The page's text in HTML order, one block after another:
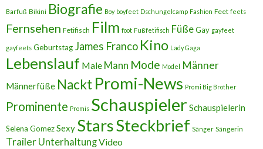
Barfuß Bikini Biografie Boy boyfeet Dschungelcamp Fashion Feet feets
Fernsehen Fetifisch Film foot Fußfetifisch FüßeGay gayfeet
gayfeets Geburtstag James Franco Kino Lady Gaga
Lebenslauf Male Mann Mode Model Männer
Männerfüße Nackt Promi-News Promi Big Brother
Prominente Promis Schauspieler Schauspielerin
Selena GomezSexy StarsSteckbrief Sänger Sängerin
Trailer UnterhaltungVideo